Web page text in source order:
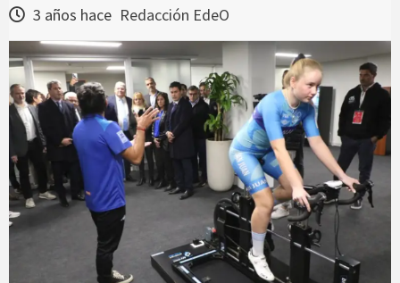
3 años hace Redacción EdeO